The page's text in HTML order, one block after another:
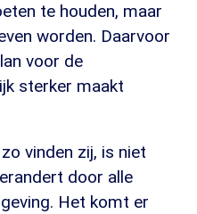
te houden, maar
worden. Daarvoor
voor de
sterker maakt
vinden zij, is niet
door alle
Het komt er